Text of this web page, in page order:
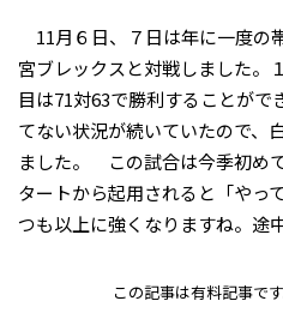
11月６日、７日は年に一度の
宮ブレックスと対戦しました。
目は71対63で勝利することが
てない状況が続いていたので、
ました。 この試合は今季初め
タートから起用されると「やっ
つも以上に強くなりますね。途
この記事は有料記事です